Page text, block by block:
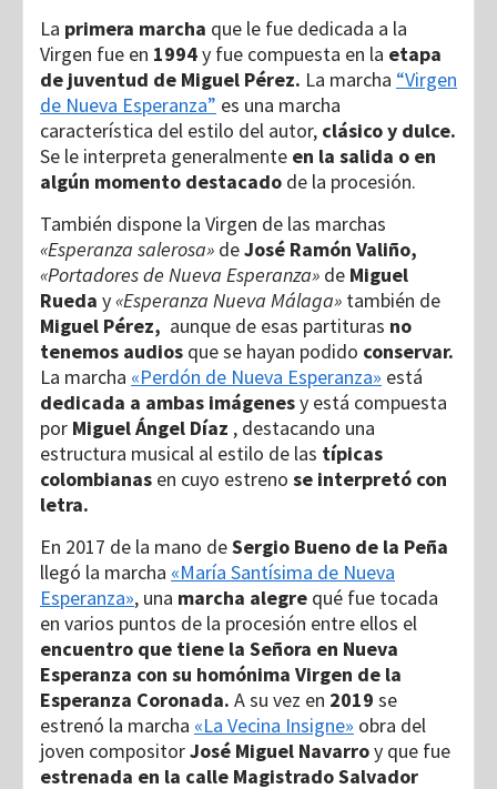
La primera marcha que le fue dedicada a la
Virgen fue en 1994y fue compuesta en la etapa
de juventud de Miguel Pérez. La marcha “Virgen
de Nueva Esperanza” es una marcha
característica del estilo del autor, clásico y dulce.
Se le interpreta generalmente en la salida o en
algún momento destacado de la procesión.
También dispone la Virgen de las marchas
«Esperanza salerosa» deJosé Ramón Valiño,
«Portadores de Nueva Esperanza» de Miguel
Rueda y«Esperanza Nueva Málaga» también de
Miguel Pérez, aunque de esas partituras no
tenemos audios que se hayan podido conservar.
La marcha «Perdón de Nueva Esperanza» está
dedicada a ambas imágenesy está compuesta
por Miguel Ángel Díaz , destacando una
estructura musical al estilo de las típicas
colombianas en cuyo estreno se interpretó con
letra.
En 2017 de la mano deSergio Bueno de la Peña
llegó la marcha «María Santísima de Nueva
Esperanza», una marcha alegre qué fue tocada
en varios puntos de la procesión entre ellos el
encuentro que tiene la Señora en Nueva
Esperanza con su homónima Virgen de la
Esperanza Coronada. A su vez en 2019 se
estrenó la marcha «La Vecina Insigne» obra del
joven compositorJosé Miguel Navarroy que fue
estrenada en la calle Magistrado Salvador